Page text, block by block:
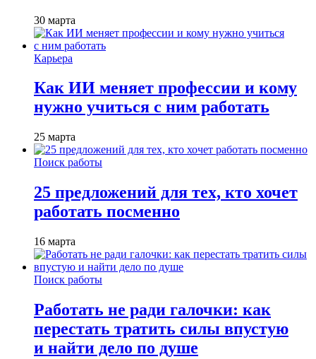
30 марта
Карьера
Как ИИ меняет профессии и кому
нужно учиться с ним работать
25 марта
Поиск работы
25 предложений для тех, кто хочет
работать посменно
16 марта
Поиск работы
Работать не ради галочки: как
перестать тратить силы впустую
и найти дело по душе